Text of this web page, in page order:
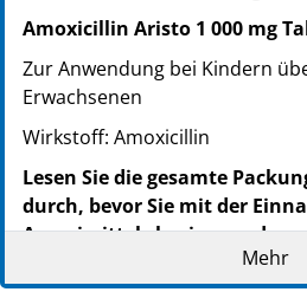
PPN: 111730265670
PZN: 17302662
PPN: 111730266236
Amoxicillin Aristo 1 000 mg
Zur Anwendung bei Kindern
Erwachsenen
Wirkstoff: Amoxicillin
Lesen Sie die gesamte
durch, bevor Sie mit der
Arzneimittels beginnen,
Mehr